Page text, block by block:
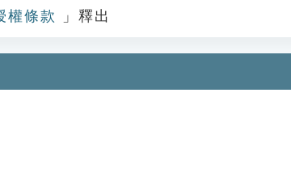
權條款 」釋出